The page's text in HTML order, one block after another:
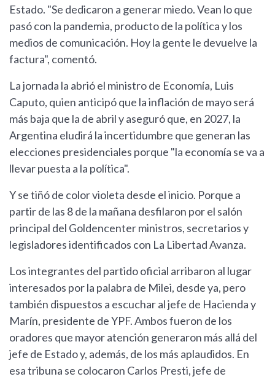
Estado. "Se dedicaron a generar miedo. Vean lo que
pasó con la pandemia, producto de la política y los
medios de comunicación. Hoy la gente le devuelve la
factura", comentó.
La jornada la abrió el ministro de Economía, Luis
Caputo, quien anticipó que la inflación de mayo será
más baja que la de abril y aseguró que, en 2027, la
Argentina eludirá la incertidumbre que generan las
elecciones presidenciales porque "la economía se va a
llevar puesta a la política".
Y se tiñó de color violeta desde el inicio. Porque a
partir de las 8 de la mañana desfilaron por el salón
principal del Goldencenter ministros, secretarios y
legisladores identificados con La Libertad Avanza.
Los integrantes del partido oficial arribaron al lugar
interesados por la palabra de Milei, desde ya, pero
también dispuestos a escuchar al jefe de Hacienda y
Marín, presidente de YPF. Ambos fueron de los
oradores que mayor atención generaron más allá del
jefe de Estado y, además, de los más aplaudidos. En
esa tribuna se colocaron Carlos Presti, jefe de